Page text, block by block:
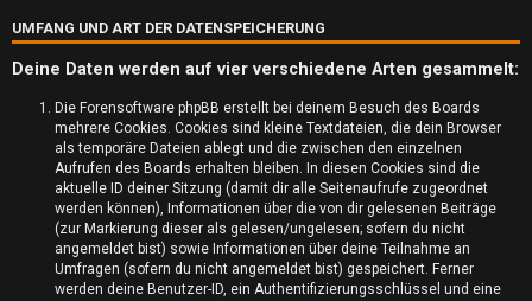
UMFANG UND ART DER DATENSPEICHERUNG
Deine Daten werden auf vier verschiedene Arten gesammelt:
Die Forensoftware phpBB erstellt bei deinem Besuch des Boards
mehrere Cookies. Cookies sind kleine Textdateien, die dein Browser
als temporäre Dateien ablegt und die zwischen den einzelnen
Aufrufen des Boards erhalten bleiben. In diesen Cookies sind die
aktuelle ID deiner Sitzung (damit dir alle Seitenaufrufe zugeordnet
werden können), Informationen über die von dir gelesenen Beiträge
(zur Markierung dieser als gelesen/ungelesen; sofern du nicht
angemeldet bist) sowie Informationen über deine Teilnahme an
Umfragen (sofern du nicht angemeldet bist) gespeichert. Ferner
werden deine Benutzer-ID, ein Authentifizierungsschlüssel und eine